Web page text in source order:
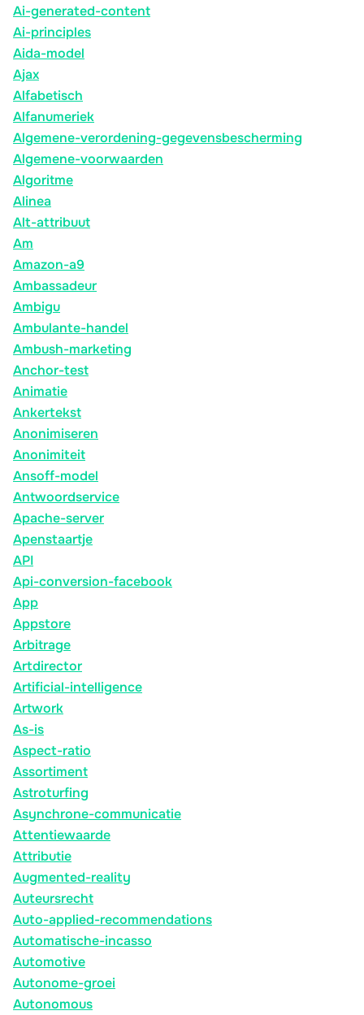
Ai-generated-content
Ai-principles
Aida-model
Ajax
Alfabetisch
Alfanumeriek
Algemene-verordening-gegevensbescherming
Algemene-voorwaarden
Algoritme
Alinea
Alt-attribuut
Am
Amazon-a9
Ambassadeur
Ambigu
Ambulante-handel
Ambush-marketing
Anchor-test
Animatie
Ankertekst
Anonimiseren
Anonimiteit
Ansoff-model
Antwoordservice
Apache-server
Apenstaartje
API
Api-conversion-facebook
App
Appstore
Arbitrage
Artdirector
Artificial-intelligence
Artwork
As-is
Aspect-ratio
Assortiment
Astroturfing
Asynchrone-communicatie
Attentiewaarde
Attributie
Augmented-reality
Auteursrecht
Auto-applied-recommendations
Automatische-incasso
Automotive
Autonome-groei
Autonomous